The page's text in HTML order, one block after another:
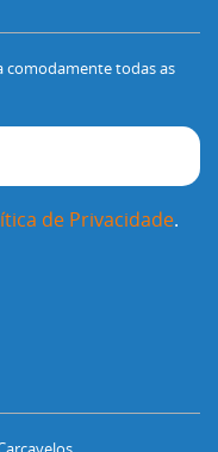
comodamente todas as
de Privacidade.